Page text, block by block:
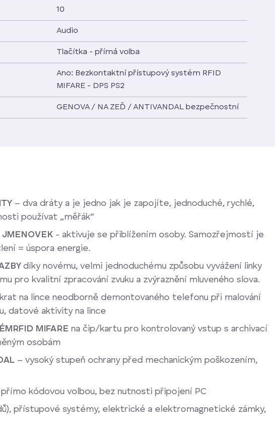
10
Audio
Tlačítka - přímá volba
Ano: Bezkontaktní přístupový systém RFID
MIFARE - DPS PS2
GENOVA / NA ZEĎ / ANTIVANDAL bezpečnostní
– dva dráty a je jedno jak je zapojíte, jednoduché, rychlé,
používat „měřák“
JMENOVEK - aktivuje se přiblížením osoby. Samozřejmostí je
= úspora energie.
díky novému, velmi jednoduchému způsobu vyvážení linky
pro kvalitní zpracování zvuku a zvýraznění mluveného slova.
na lince neodborně demontovaného telefonu při malování
datové aktivity na lince
RFID MIFARE na čip/kartu pro kontrolovaný vstup s archivací
osobám
– vysoký stupeň ochrany před mechanickým poškozením,
kódovou volbou, bez nutnosti připojení PC
přístupové systémy, elektrické a elektromagnetické zámky,